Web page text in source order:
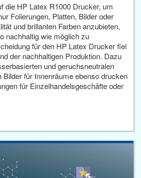
die HP Latex R1000 Drucker, um
Folierungen, Platten, Bilder oder
und brillanten Farben anzubieten,
nachhaltig wie möglich zu
für den HP Latex Drucker fiel
der nachhaltigen Produktion. Dazu
und geruchsneutralen
Bilder für Innenräume ebenso drucken
für Einzelhandelsgeschäfte oder